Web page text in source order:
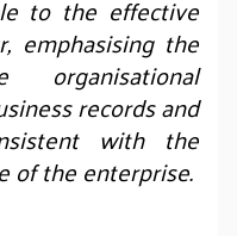
to the effective
emphasising the
records and
with the
of the enterprise.